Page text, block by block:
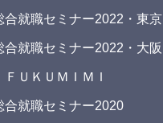
合就職セミナー2022・東京
合就職セミナー2022・大阪
ＵＫＵＭＩＭＩ
合就職セミナー2020